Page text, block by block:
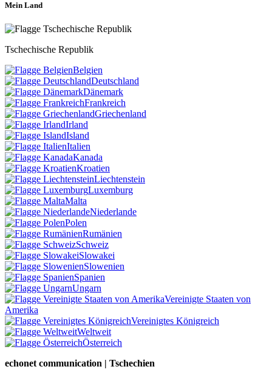
Mein Land
Tschechische Republik
Belgien
Deutschland
Dänemark
Frankreich
Griechenland
Irland
Island
Italien
Kanada
Kroatien
Liechtenstein
Luxemburg
Malta
Niederlande
Polen
Rumänien
Schweiz
Slowakei
Slowenien
Spanien
Ungarn
Vereinigte Staaten von
Amerika
Vereinigtes Königreich
Weltweit
Österreich
echonet communication | Tschechien